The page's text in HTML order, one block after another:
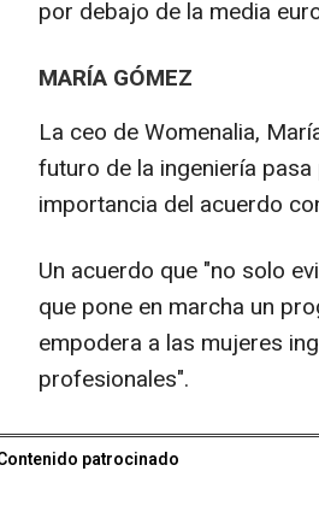
por debajo de la media
MARÍA GÓMEZ
La ceo de Womenalia,
futuro de la ingeniería
importancia del acuerdo
Un acuerdo que "no solo
que pone en marcha un
empodera a las mujeres
profesionales".
patrocinado